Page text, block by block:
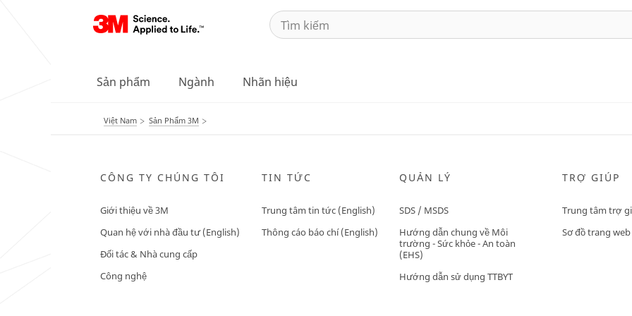
Sản phẩm Ngành Nhãn hiệu
Việt Nam Sản Phẩm 3M
CÔNG TY CHÚNG TÔI
Giới thiệu về 3M
Quan hệ với nhà đầu tư (English)
Đối tác & Nhà cung cấp
Công nghệ
TIN TỨC
Trung tâm tin tức (English)
Thông cáo báo chí (English)
QUẢN LÝ
SDS / MSDS
Hướng dẫn chung về Môi
trường - Sức khỏe - An toàn
(EHS)
Hướng dẫn sử dụng TTBYT
TRỢ GIÚP
Trung tâm trợ
Sơ đồ trang web